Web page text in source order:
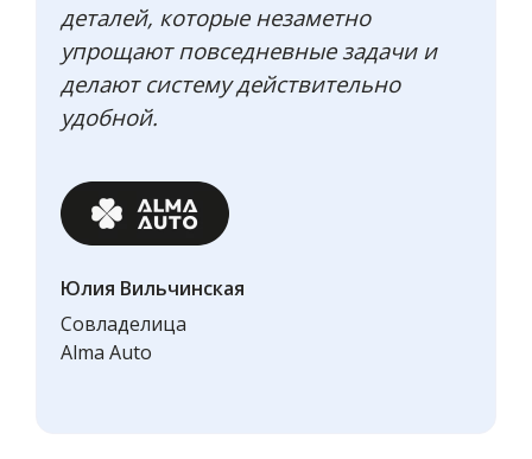
деталей, которые незаметно
упрощают повседневные задачи и
делают систему действительно
удобной.
Юлия Вильчинская
Совладелица
Alma Auto